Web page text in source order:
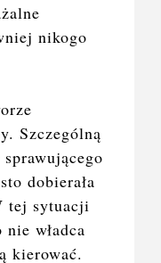
nikogo
. Szczególną
dobierała
tej sytuacji
władca
kierować.